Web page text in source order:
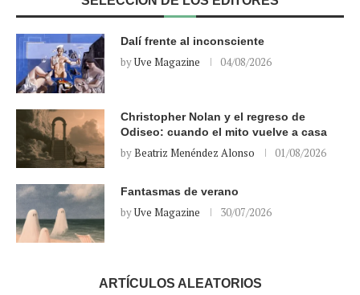
Dalí frente al inconsciente
byUve Magazine 04/08/2026
Christopher Nolan y el regreso de
Odiseo: cuando el mito vuelve a casa
byBeatriz Menéndez Alonso 01/08/2026
Fantasmas de verano
byUve Magazine 30/07/2026
ARTÍCULOS ALEATORIOS